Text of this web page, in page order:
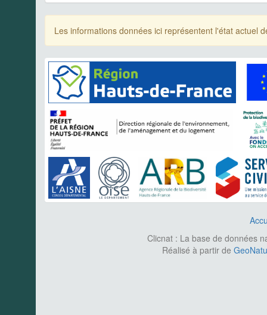
Les informations données ici représentent l'état actuel
Clicnat : La base de données
Réalisé à partir de